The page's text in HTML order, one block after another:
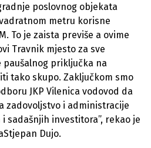
poslovnog objekata
metru korisne
To je zaista previše a ovime
Travnik mjesto za sve
priključka na
tako skupo. Zaključkom smo
JKP Vilenica vodovod da
zadovoljstvo i administracije
sadašnjih investitora”, rekao je
Dujo.